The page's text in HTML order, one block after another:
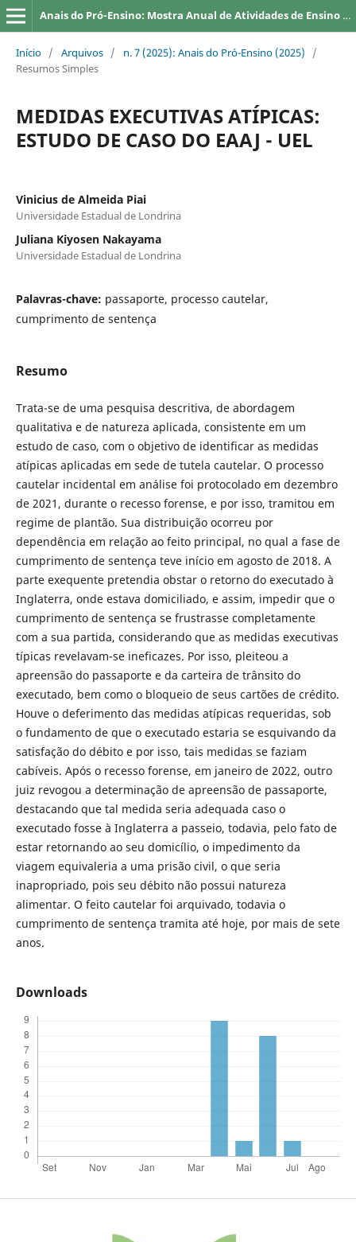
Anais do Pró-Ensino: Mostra Anual de Atividades de Ensino da UEL
Início / Arquivos / n. 7 (2025): Anais do Pró-Ensino (2025)
/
Resumos Simples
MEDIDAS EXECUTIVAS ATÍPICAS:
ESTUDO DE CASO DO EAAJ - UEL
Vinicius de Almeida Piai
Universidade Estadual de Londrina
Juliana Kiyosen Nakayama
Universidade Estadual de Londrina
Palavras-chave: passaporte, processo cautelar,
cumprimento de sentença
Resumo
Trata-se de uma pesquisa descritiva, de abordagem
qualitativa e de natureza aplicada, consistente em um
estudo de caso, com o objetivo de identificar as medidas
atípicas aplicadas em sede de tutela cautelar. O processo
cautelar incidental em análise foi protocolado em dezembro
de 2021, durante o recesso forense, e por isso, tramitou em
regime de plantão. Sua distribuição ocorreu por
dependência em relação ao feito principal, no qual a fase de
cumprimento de sentença teve início em agosto de 2018. A
parte exequente pretendia obstar o retorno do executado à
Inglaterra, onde estava domiciliado, e assim, impedir que o
cumprimento de sentença se frustrasse completamente
com a sua partida, considerando que as medidas executivas
típicas revelavam-se ineficazes. Por isso, pleiteou a
apreensão do passaporte e da carteira de trânsito do
executado, bem como o bloqueio de seus cartões de crédito.
Houve o deferimento das medidas atípicas requeridas, sob
o fundamento de que o executado estaria se esquivando da
satisfação do débito e por isso, tais medidas se faziam
cabíveis. Após o recesso forense, em janeiro de 2022, outro
juiz revogou a determinação de apreensão de passaporte,
destacando que tal medida seria adequada caso o
executado fosse à Inglaterra a passeio, todavia, pelo fato de
estar retornando ao seu domicílio, o impedimento da
viagem equivaleria a uma prisão civil, o que seria
inapropriado, pois seu débito não possui natureza
alimentar. O feito cautelar foi arquivado, todavia o
cumprimento de sentença tramita até hoje, por mais de sete
anos.
Downloads